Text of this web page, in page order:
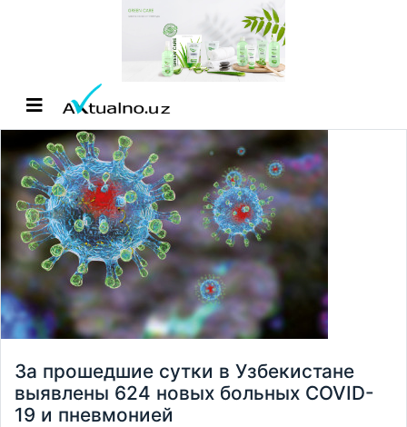
За прошедшие сутки в Узбекистане
выявлены 624 новых больных COVID-
19 и пневмонией